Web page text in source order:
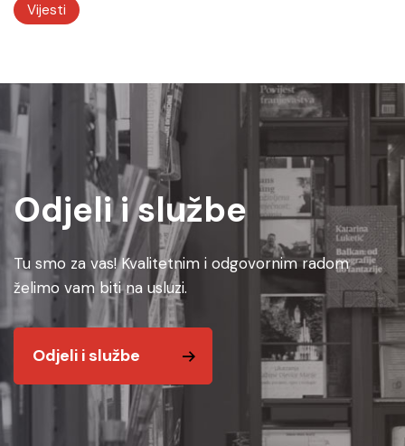
Vijesti
Odjeli i službe
Tu smo za vas! Kvalitetnim i odgovornim radom
želimo vam biti na usluzi.
Odjeli i službe